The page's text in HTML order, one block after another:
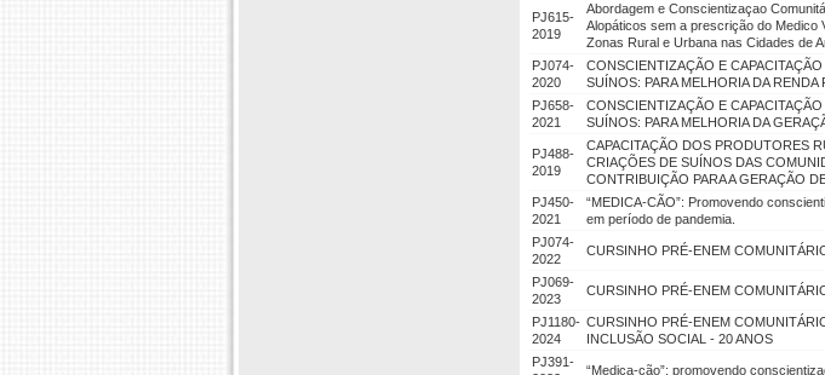
PJ615-
2019
Abordagem e Conscientizaçao
Alopáticos sem a prescrição do Medico
Zonas Rural e Urbana nas Cidades de
PJ074-
2020
CONSCIENTIZAÇÃO E
SUÍNOS: PARA MELHORIA DA RENDA
PJ658-
2021
CONSCIENTIZAÇÃO E
SUÍNOS: PARA MELHORIA DA
PJ488-
2019
CAPACITAÇÃO DOS PRODUTORES
CRIAÇÕES DE SUÍNOS DAS
CONTRIBUIÇÃO PARA A GERAÇÃO
PJ450-
2021
“MEDICA-CÃO”: Promovendo
em período de pandemia.
PJ074-
2022
CURSINHO PRÉ-ENEM
PJ069-
2023
CURSINHO PRÉ-ENEM
PJ1180-
2024
CURSINHO PRÉ-ENEM
INCLUSÃO SOCIAL - 20 ANOS
PJ391-
“Medica-cão”: promovendo